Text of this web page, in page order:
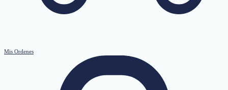
Mis Ordenes